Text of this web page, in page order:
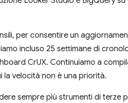
per consentire un
incluso 25 settimane di
CrUX. Continuiamo a
la velocità non è una priorità.
sempre più strumenti di terze